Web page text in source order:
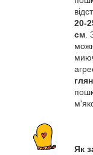
20-
см.
Як